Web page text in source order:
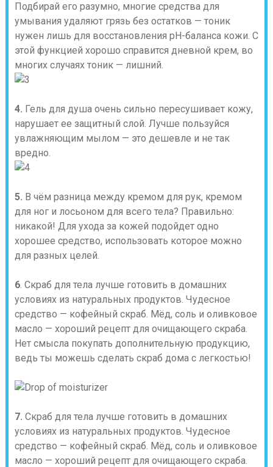
Подбирай его разумно, многие средства для
умывания удаляют грязь без остатков — тоник
нужен лишь для восстановления pН-баланса кожи. С
этой функцией хорошо справится дневной крем, во
многих случаях тоник — лишний.
4. Гель для душа очень сильно пересушивает кожу,
нарушает ее защитный слой. Лучше пользуйся
увлажняющим мылом — это дешевле и не так
вредно.
5. В чём разница между кремом для рук, кремом
для ног и лосьоном для всего тела? Правильно:
никакой! Для ухода за кожей подойдет одно
хорошее средство, использовать которое можно
для разных целей.
6. Скраб для тела лучше готовить в домашних
условиях из натуральных продуктов. Чудесное
средство — кофейный скраб. Мёд, соль и оливковое
масло — хороший рецепт для очищающего скраба.
Нет смысла покупать дополнительную продукцию,
ведь ты можешь сделать скраб дома с легкостью!
7. Скраб для тела лучше готовить в домашних
условиях из натуральных продуктов. Чудесное
средство — кофейный скраб. Мёд, соль и оливковое
масло — хороший рецепт для очищающего скраба.